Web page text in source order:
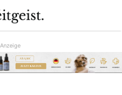
Anzeige
AB 9,90€
JETZT KAUFEN